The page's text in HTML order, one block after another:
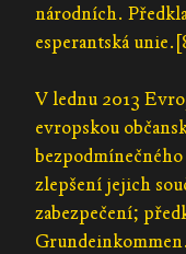
národních.
esperantská
V lednu 2013
evropskou
zlepšení jejich
zabezpečení;